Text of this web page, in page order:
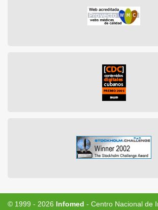
© 1999 - 2026 Infomed - Centro Nacional de